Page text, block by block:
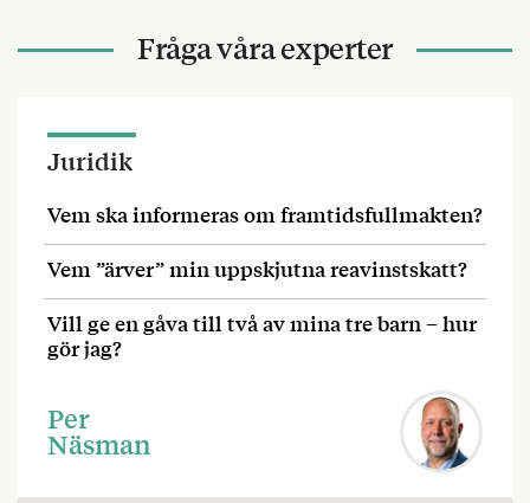
Fråga våra experter
Juridik
Vem ska informeras om framtidsfullmakten?
Vem ”ärver” min uppskjutna reavinstskatt?
Vill ge en gåva till två av mina tre barn – hur
gör jag?
Per
Näsman